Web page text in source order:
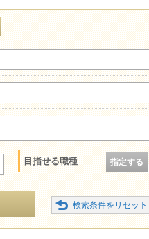
目指せる職種 指定する